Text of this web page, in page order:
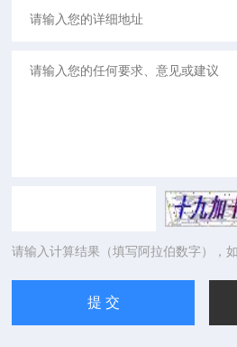
请输入计算结果（填写阿拉伯数字），